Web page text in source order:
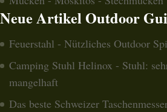
Neue Artikel Outdoor
Feuerstahl - Nützliches Outdoor
Camping Stuhl Helinox - Stuhl:
mangelhaft
Das beste Schweizer